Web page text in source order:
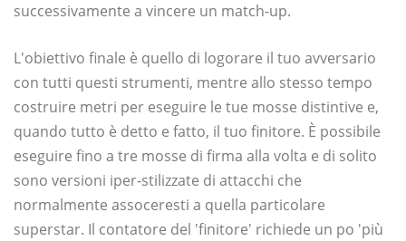
successivamente a vincere un match-up.
L'obiettivo finale è quello di logorare il tuo avversario
con tutti questi strumenti, mentre allo stesso tempo
costruire metri per eseguire le tue mosse distintive e,
quando tutto è detto e fatto, il tuo finitore. È possibile
eseguire fino a tre mosse di firma alla volta e di solito
sono versioni iper-stilizzate di attacchi che
normalmente assoceresti a quella particolare
superstar. Il contatore del 'finitore' richiede un po 'più